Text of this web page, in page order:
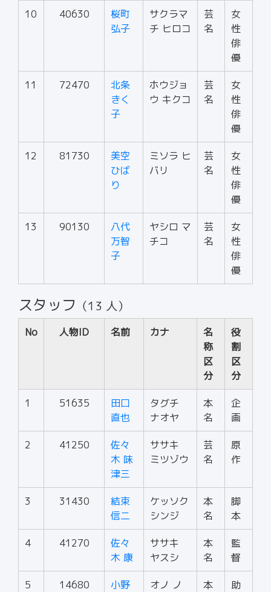
10 40630
桜町
弘子
サクラマ
チ ヒロコ
芸
名
女
性
俳
優
11 72470
北条
きく
子
ホウジョ
ウ キクコ
芸
名
女
性
俳
優
12 81730
美空
ひば
り
ミソラ ヒ
バリ
芸
名
女
性
俳
優
13 90130
八代
万智
子
ヤシロ マ
チコ
芸
名
女
性
俳
優
スタッフ （13 人）
No 人物ID 名前 カナ
名
称
区
分
役
割
区
分
1 51635
田口
直也
タグチ
ナオヤ
本
名
企
画
2 41250
佐々
木 味
津三
ササキ
ミツゾウ
芸
名
原
作
3 31430
結束
信二
ケッソク
シンジ
本
名
脚
本
4 41270
佐々
木 康
ササキ
ヤスシ
本
名
監
督
5 14680
小野
オノ ノ
本
助